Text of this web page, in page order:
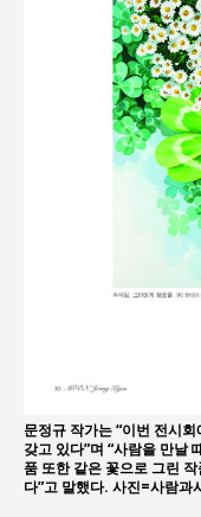
문정규 작가는 “이번 전시
갖고 있다”며 “사람을 만날
품 또한 같은 꽃으로 그린
다”고 말했다. 사진=사람과